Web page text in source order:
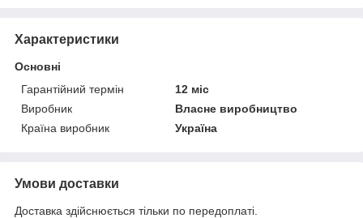
Характеристики
Основні
Гарантійний термін
12 міс
Виробник
Власне виробництво
Країна виробник
Україна
Умови доставки
Доставка здійснюється тільки по передоплаті.